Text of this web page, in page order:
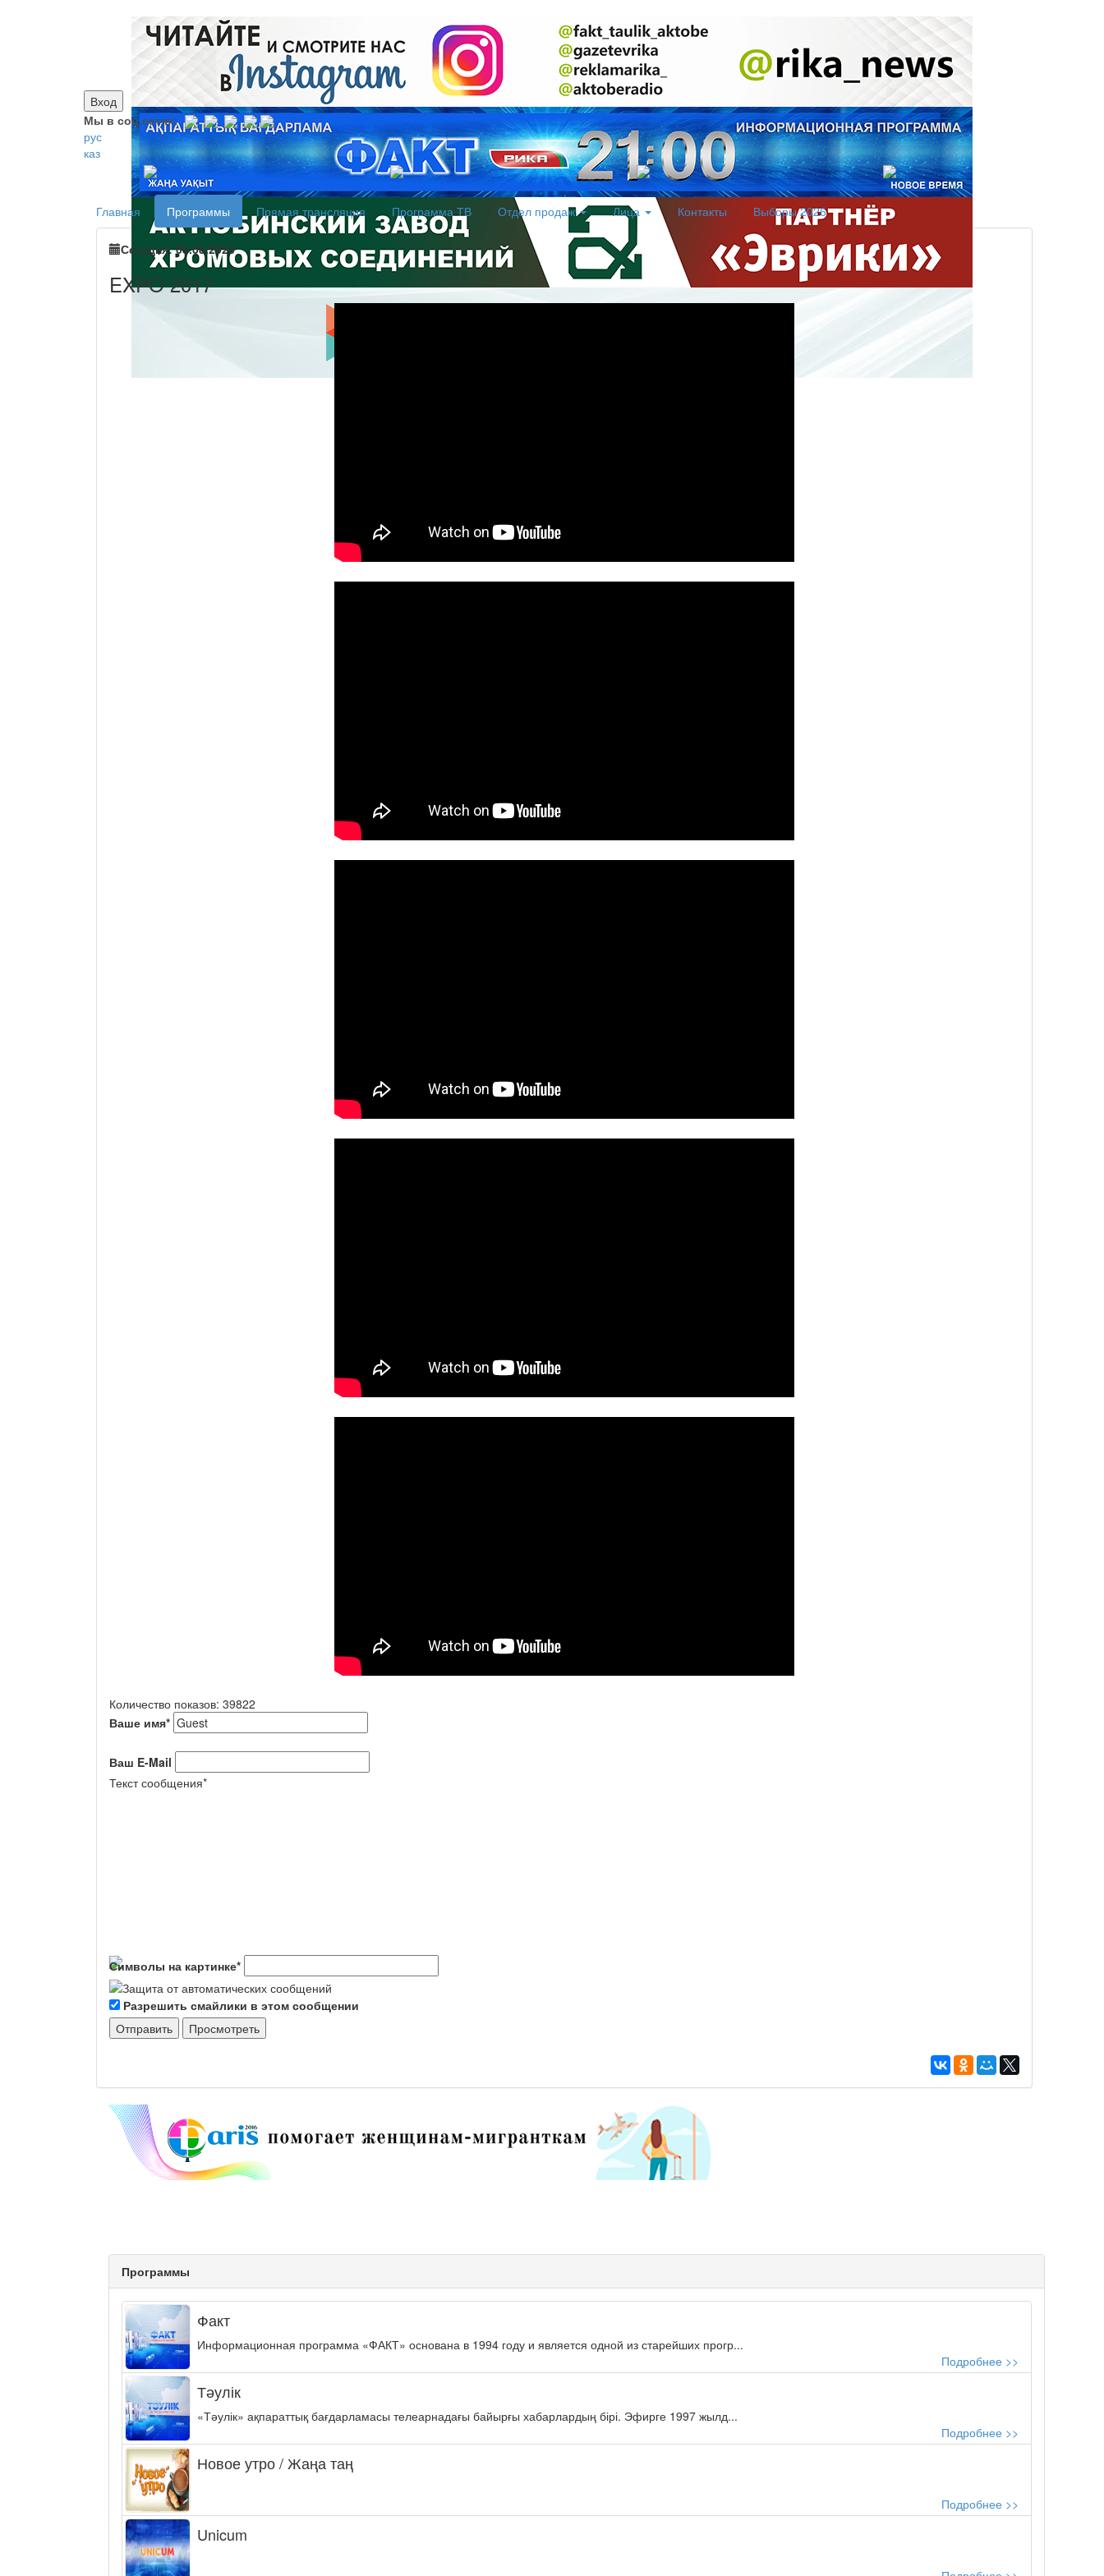
Вход
Мы в соц.сетях:
рус
каз
Главная Программы Прямая трансляция Программа ТВ Отдел продаж Лица Контакты Выборы 2026
Сегодня: 08.08.2026
EXPO 2017
Количество показов: 39822
Ваше имя*
Ваш E-Mail
Текст сообщения*
Символы на картинке*
Разрешить смайлики в этом сообщении
Программы
Факт
Информационная программа «ФАКТ» основана в 1994 году и является одной из старейших прогр...
Подробнее >>
Тәулік
«Тәулік» ақпараттық бағдарламасы телеарнадағы байырғы хабарлардың бірі. Эфирге 1997 жылд...
Подробнее >>
Новое утро / Жаңа таң
Подробнее >>
Unicum